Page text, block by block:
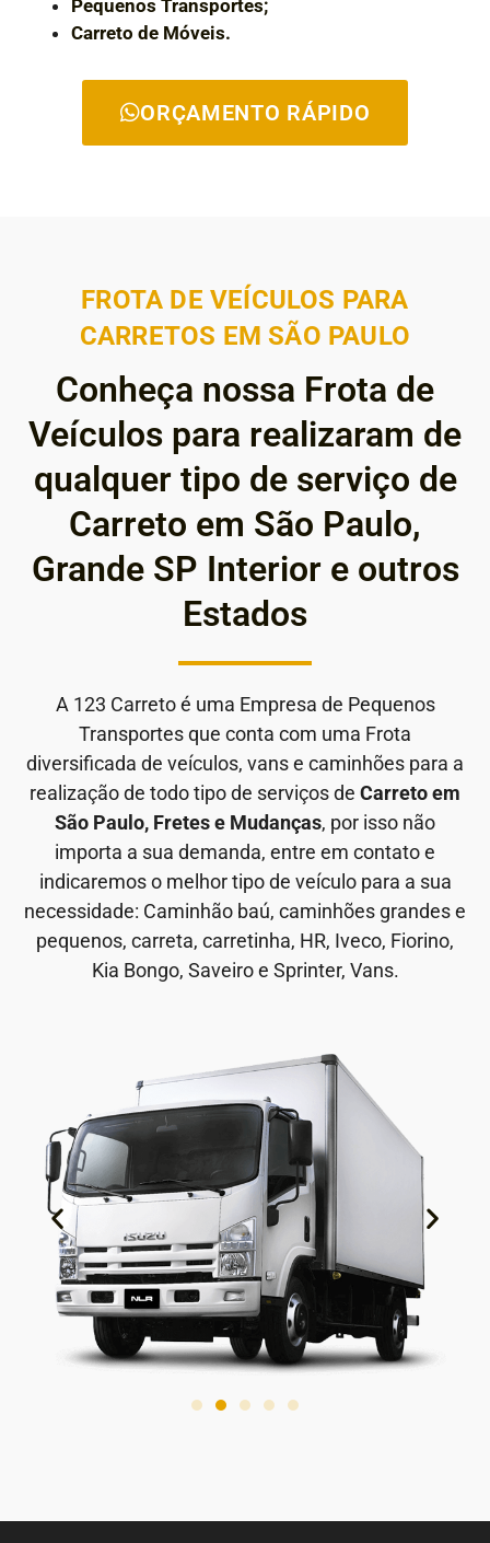
Pequenos Transportes;
Carreto de Móveis.
ORÇAMENTO RÁPIDO
FROTA DE VEÍCULOS PARA
CARRETOS EM SÃO PAULO
Conheça nossa Frota de
Veículos para realizaram de
qualquer tipo de serviço de
Carreto em São Paulo,
Grande SP Interior e outros
Estados
A 123 Carreto é uma Empresa de Pequenos
Transportes que conta com uma Frota
diversificada de veículos, vans e caminhões para a
realização de todo tipo de serviços de Carreto em
São Paulo, Fretes e Mudanças, por isso não
importa a sua demanda, entre em contato e
indicaremos o melhor tipo de veículo para a sua
necessidade: Caminhão baú, caminhões grandes e
pequenos, carreta, carretinha, HR, Iveco, Fiorino,
Kia Bongo, Saveiro e Sprinter, Vans.